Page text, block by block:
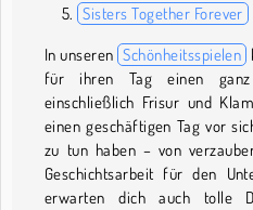
Sisters Together Forever
In unseren Schönheitsspielen
für ihren Tag einen ganz
einschließlich Frisur und
einen geschäftigen Tag vor
zu tun haben – von
Geschichtsarbeit für den
erwarten dich auch tolle